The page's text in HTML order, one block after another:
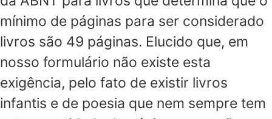
mínimo de páginas para ser considerado
livros são 49 páginas. Elucido que, em
nosso formulário não existe esta
exigência, pelo fato de existir livros
infantis e de poesia que nem sempre tem